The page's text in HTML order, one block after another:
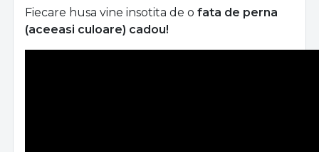
Fiecare husa vine insotita de o fata de perna
(aceeasi culoare) cadou!